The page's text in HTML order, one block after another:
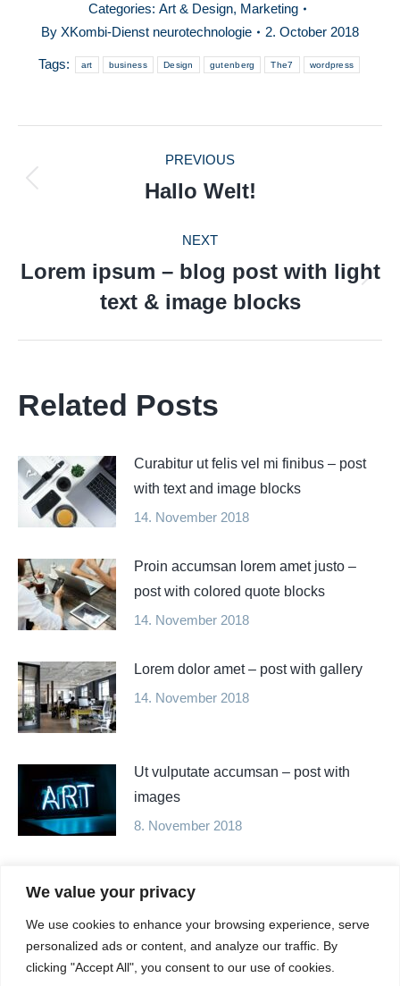
We value your privacy
We use cookies to enhance your browsing experience, serve
personalized ads or content, and analyze our traffic. By
clicking "Accept All", you consent to our use of cookies.
Categories: Art & Design, Marketing
By XKombi-Dienst neurotechnologie 2. October 2018
Tags: art business Design gutenberg The7 wordpress
NAVIGATION
PREVIOUS
Previous
Hallo Welt!
NEXT
Next
post:
Lorem ipsum – blog post with light
text & image blocks
Related Posts
Curabitur ut felis vel mi finibus – post
with text and image blocks
14. November 2018
Proin accumsan lorem amet justo –
post with colored quote blocks
14. November 2018
Lorem dolor amet – post with gallery
14. November 2018
Ut vulputate accumsan – post with
images
8. November 2018
with lists
7. November 2018
Lorem ipsum – blog post with light text